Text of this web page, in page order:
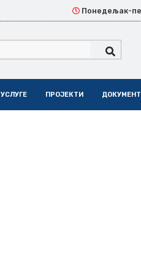
Понедељак-
УСЛУГЕ ПРОЈЕКТИ